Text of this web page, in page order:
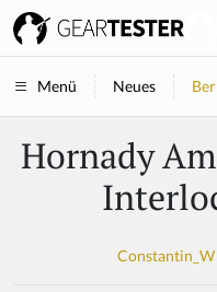
Menü Neues
Hornady
Constantin_W